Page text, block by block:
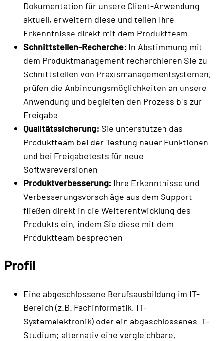
Dokumentation für unsere Client-Anwendung
aktuell, erweitern diese und teilen Ihre
Erkenntnisse direkt mit dem Produktteam
Schnittstellen-Recherche: In Abstimmung mit
dem Produktmanagement recherchieren Sie zu
Schnittstellen von Praxismanagementsystemen,
prüfen die Anbindungsmöglichkeiten an unsere
Anwendung und begleiten den Prozess bis zur
Freigabe
Qualitätssicherung: Sie unterstützen das
Produktteam bei der Testung neuer Funktionen
und bei Freigabetests für neue
Softwareversionen
Produktverbesserung: Ihre Erkenntnisse und
Verbesserungsvorschläge aus dem Support
fließen direkt in die Weiterentwicklung des
Produkts ein, indem Sie diese mit dem
Produktteam besprechen
Profil
Eine abgeschlossene Berufsausbildung im IT-
Bereich (z.B. Fachinformatik, IT-
Systemelektronik) oder ein abgeschlossenes IT-
Studium; alternativ eine vergleichbare,